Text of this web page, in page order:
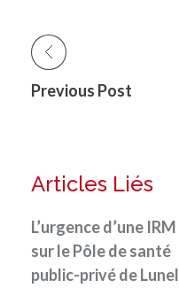
Previous Post
Articles Liés
L’urgence d’une IRM
sur le Pôle de santé
public-privé de Lunel